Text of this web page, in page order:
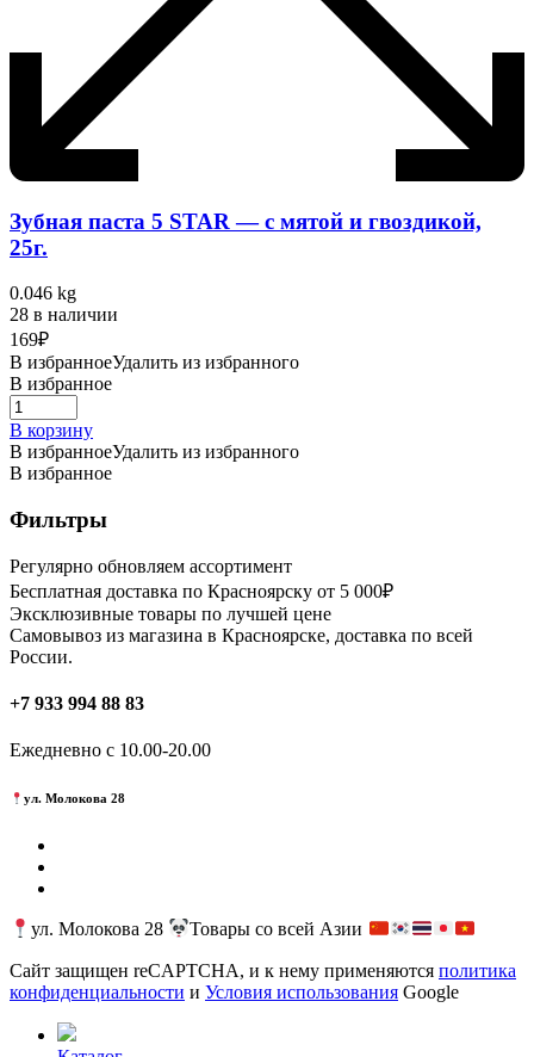
Зубная паста 5 STAR — с мятой и гвоздикой,
25г.
0.046 kg
28 в наличии
169₽
В избранноеУдалить из избранного
В избранное
В корзину
В избранноеУдалить из избранного
В избранное
Фильтры
Регулярно обновляем ассортимент
Бесплатная доставка по Красноярску от 5 000₽
Эксклюзивные товары по лучшей цене
Самовывоз из магазина в Красноярске, доставка по всей
России.
+7 933 994 88 83
Ежедневно с 10.00-20.00
ул. Молокова 28
ул. Молокова 28
Товары со всей Азии
Сайт защищен reCAPTCHA, и к нему применяются политика
конфиденциальности и Условия использования Google